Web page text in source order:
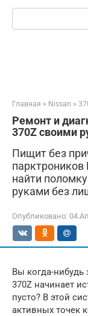
Поиск:
Главная » Nissan »
Ремонт и
370Z своими
Пищит без
найти
руками без
Опубликовано:
Вы когда-
370Z начинает
пусто? В этой
активных точек